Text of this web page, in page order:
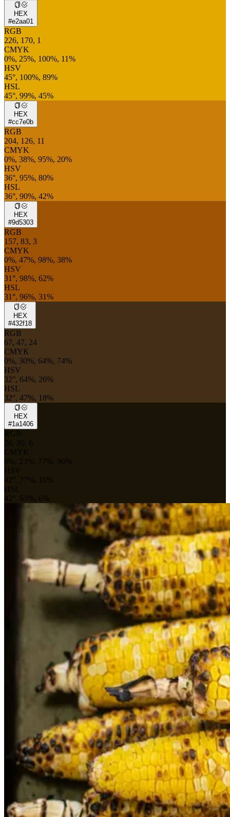
HEX
#e2aa01
RGB
226, 170, 1
CMYK
0%, 25%, 100%, 11%
HSV
45°, 100%, 89%
HSL
45°, 99%, 45%
HEX
#cc7e0b
RGB
204, 126, 11
CMYK
0%, 38%, 95%, 20%
HSV
36°, 95%, 80%
HSL
36°, 90%, 42%
HEX
#9d5303
RGB
157, 83, 3
CMYK
0%, 47%, 98%, 38%
HSV
31°, 98%, 62%
HSL
31°, 96%, 31%
HEX
#432f18
RGB
67, 47, 24
CMYK
0%, 30%, 64%, 74%
HSV
32°, 64%, 26%
HSL
32°, 47%, 18%
HEX
#1a1406
RGB
26, 20, 6
CMYK
0%, 23%, 77%, 90%
HSV
42°, 77%, 10%
HSL
42°, 63%, 6%